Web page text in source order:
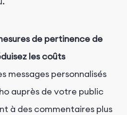
de pertinence de
les coûts
messages personnalisés
auprès de votre public
à des commentaires plus